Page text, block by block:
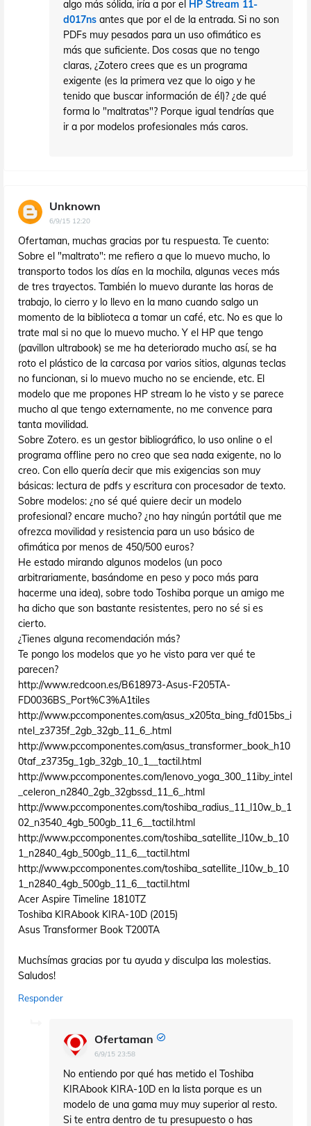
algo más sólida, iría a por el HP Stream 11-
d017ns antes que por el de la entrada. Si no son
PDFs muy pesados para un uso ofimático es
más que suficiente. Dos cosas que no tengo
claras, ¿Zotero crees que es un programa
exigente (es la primera vez que lo oigo y he
tenido que buscar información de él)? ¿de qué
forma lo "maltratas"? Porque igual tendrías que
ir a por modelos profesionales más caros.
Unknown
6/9/15 12:20
Ofertaman, muchas gracias por tu respuesta. Te cuento:
Sobre el "maltrato": me refiero a que lo muevo mucho, lo
transporto todos los días en la mochila, algunas veces más
de tres trayectos. También lo muevo durante las horas de
trabajo, lo cierro y lo llevo en la mano cuando salgo un
momento de la biblioteca a tomar un café, etc. No es que lo
trate mal si no que lo muevo mucho. Y el HP que tengo
(pavillon ultrabook) se me ha deteriorado mucho así, se ha
roto el plástico de la carcasa por varios sitios, algunas teclas
no funcionan, si lo muevo mucho no se enciende, etc. El
modelo que me propones HP stream lo he visto y se parece
mucho al que tengo externamente, no me convence para
tanta movilidad.
Sobre Zotero. es un gestor bibliográfico, lo uso online o el
programa offline pero no creo que sea nada exigente, no lo
creo. Con ello quería decir que mis exigencias son muy
básicas: lectura de pdfs y escritura con procesador de texto.
Sobre modelos: ¿no sé qué quiere decir un modelo
profesional? encare mucho? ¿no hay ningún portátil que me
ofrezca movilidad y resistencia para un uso básico de
ofimática por menos de 450/500 euros?
He estado mirando algunos modelos (un poco
arbitrariamente, basándome en peso y poco más para
hacerme una idea), sobre todo Toshiba porque un amigo me
ha dicho que son bastante resistentes, pero no sé si es
cierto.
¿Tienes alguna recomendación más?
Te pongo los modelos que yo he visto para ver qué te
parecen?
http://www.redcoon.es/B618973-Asus-F205TA-
FD0036BS_Port%C3%A1tiles
http://www.pccomponentes.com/asus_x205ta_bing_fd015bs_i
ntel_z3735f_2gb_32gb_11_6_.html
http://www.pccomponentes.com/asus_transformer_book_h10
0taf_z3735g_1gb_32gb_10_1__tactil.html
http://www.pccomponentes.com/lenovo_yoga_300_11iby_intel
_celeron_n2840_2gb_32gbssd_11_6_.html
http://www.pccomponentes.com/toshiba_radius_11_l10w_b_1
02_n3540_4gb_500gb_11_6__tactil.html
http://www.pccomponentes.com/toshiba_satellite_l10w_b_10
1_n2840_4gb_500gb_11_6__tactil.html
http://www.pccomponentes.com/toshiba_satellite_l10w_b_10
1_n2840_4gb_500gb_11_6__tactil.html
Acer Aspire Timeline 1810TZ
Toshiba KIRAbook KIRA-10D (2015)
Asus Transformer Book T200TA
Muchsímas gracias por tu ayuda y disculpa las molestias.
Saludos!
Responder
Ofertaman
6/9/15 23:58
No entiendo por qué has metido el Toshiba
KIRAbook KIRA-10D en la lista porque es un
modelo de una gama muy muy superior al resto.
Si te entra dentro de tu presupuesto o has